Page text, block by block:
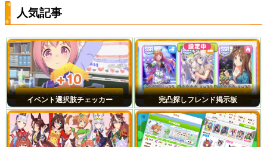
人気記事
イベント選択肢チェッカー 完凸探しフレンド掲示板